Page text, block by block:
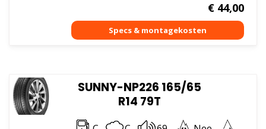
€44,00
SUNNY-NP226 165/65
R14 79T